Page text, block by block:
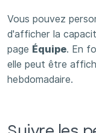
Vous pouvez
d'afficher la
page Équipe. En
elle peut être
hebdomadaire.